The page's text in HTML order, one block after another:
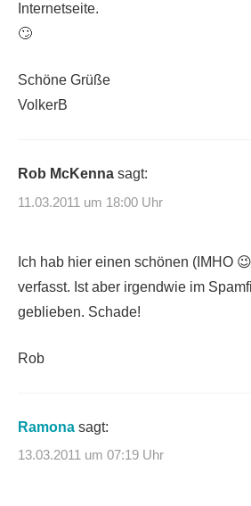
Internetseite.
🙄
Schöne Grüße
VolkerB
Rob McKenna sagt:
11.03.2011 um 18:00 Uhr
Ich hab hier einen schönen (IMHO
verfasst. Ist aber irgendwie im
geblieben. Schade!
Rob
Ramona sagt:
13.03.2011 um 07:19 Uhr